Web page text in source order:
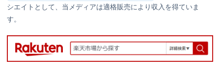
シエイトとして、当メディアは適格販売により収入を得ていま
す。